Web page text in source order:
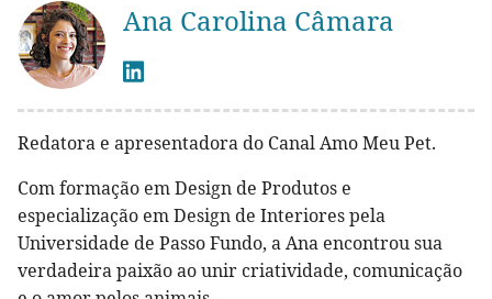
Ana Carolina Câmara
Redatora e apresentadora do Canal Amo Meu Pet.
Com formação em Design de Produtos e
especialização em Design de Interiores pela
Universidade de Passo Fundo, a Ana encontrou sua
verdadeira paixão ao unir criatividade, comunicação